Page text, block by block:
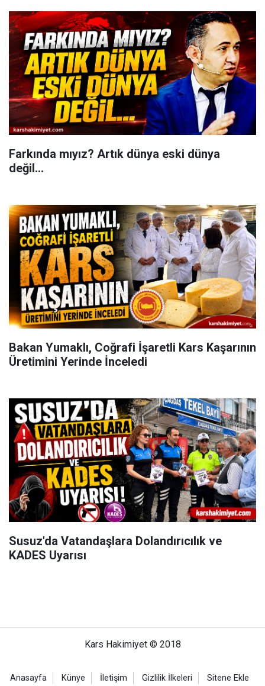
Farkında mıyız? Artık dünya eski dünya
değil...
Bakan Yumaklı, Coğrafi İşaretli Kars Kaşarının
Üretimini Yerinde İnceledi
Susuz'da Vatandaşlara Dolandırıcılık ve
KADES Uyarısı
Kars Hakimiyet © 2018
Anasayfa Künye İletişim Gizlilik İlkeleri Sitene Ekle